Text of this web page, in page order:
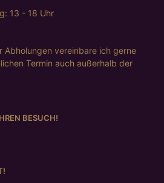
13 - 18 Uhr
Abholungen vereinbare ich gerne
Termin auch außerhalb der
BESUCH!